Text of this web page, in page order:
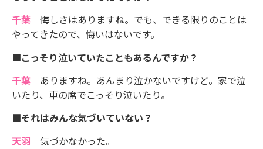
千葉 悔しさはありますね。でも、できる限りのことは
やってきたので、悔いはないです。
■こっそり泣いていたこともあるんですか？
千葉 ありますね。あんまり泣かないですけど。家で泣
いたり、車の席でこっそり泣いたり。
■それはみんな気づいていない？
天羽 気づかなかった。